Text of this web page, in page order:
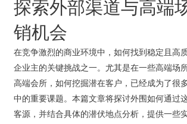
探索外部渠道与高端
销机会
在竞争激烈的商业环境中，如何找到稳定且高
企业主的关键挑战之一。尤其是在一些高端场
高端会所，如何挖掘潜在客户，已经成为了很
中的重要课题。本篇文章将探讨外围如何通过
客源，并结合具体的潜伏地点分析，提供一些